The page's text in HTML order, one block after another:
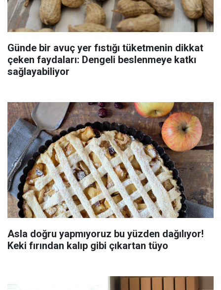
Günde bir avuç yer fıstığı tüketmenin dikkat
çeken faydaları: Dengeli beslenmeye katkı
sağlayabiliyor
Asla doğru yapmıyoruz bu yüzden dağılıyor!
Keki fırından kalıp gibi çıkartan tüyo